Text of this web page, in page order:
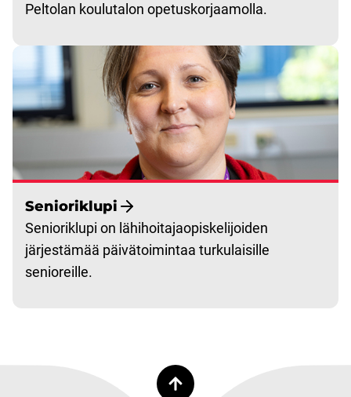
Peltolan koulutalon opetuskorjaamolla.
Senioriklupi
Senioriklupi on lähihoitajaopiskelijoiden
järjestämää päivätoimintaa turkulaisille
senioreille.